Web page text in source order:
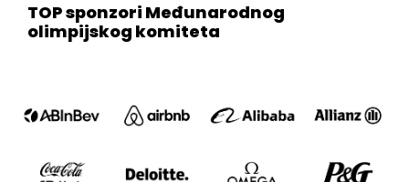
TOP sponzori Međunarodnog
olimpijskog komiteta